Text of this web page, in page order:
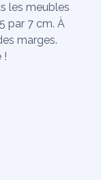
les meubles
par 7 cm. À
marges.
!